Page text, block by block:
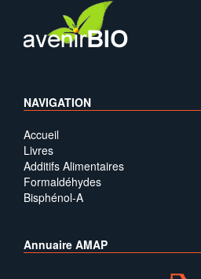
NAVIGATION
Accueil
Livres
Additifs Alimentaires
Formaldéhydes
Bisphénol-A
Annuaire AMAP